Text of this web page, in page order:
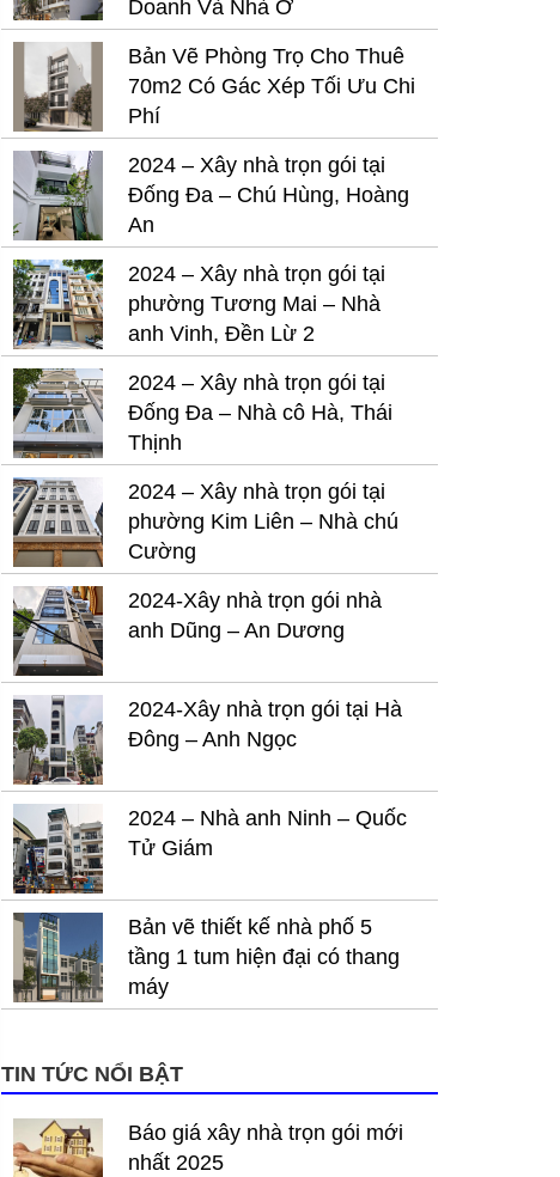
Doanh Và Nhà Ở
Bản Vẽ Phòng Trọ Cho Thuê
70m2 Có Gác Xép Tối Ưu Chi
Phí
2024 – Xây nhà trọn gói tại
Đống Đa – Chú Hùng, Hoàng
An
2024 – Xây nhà trọn gói tại
phường Tương Mai – Nhà
anh Vinh, Đền Lừ 2
2024 – Xây nhà trọn gói tại
Đống Đa – Nhà cô Hà, Thái
Thịnh
2024 – Xây nhà trọn gói tại
phường Kim Liên – Nhà chú
Cường
2024-Xây nhà trọn gói nhà
anh Dũng – An Dương
2024-Xây nhà trọn gói tại Hà
Đông – Anh Ngọc
2024 – Nhà anh Ninh – Quốc
Tử Giám
Bản vẽ thiết kế nhà phố 5
tầng 1 tum hiện đại có thang
máy
TIN TỨC NỔI BẬT
Báo giá xây nhà trọn gói mới
nhất 2025